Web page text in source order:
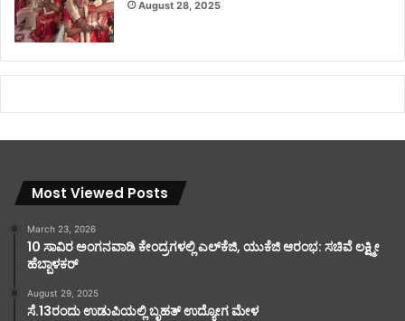
August 28, 2025
Most Viewed Posts
March 23, 2026
10 ಸಾವಿರ ಅಂಗನವಾಡಿ ಕೇಂದ್ರಗಳಲ್ಲಿ ಎಲ್‌ಕೆಜಿ, ಯುಕೆಜಿ ಆರಂಭ: ಸಚಿವೆ ಲಕ್ಷ್ಮೀ
ಹೆಬ್ಬಾಳಕರ್
August 29, 2025
ಸೆ.13ರಂದು ಉಡುಪಿಯಲ್ಲಿ ಬೃಹತ್ ಉದ್ಯೋಗ ಮೇಳ